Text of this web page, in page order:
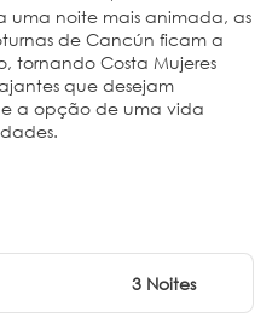
uma noite mais animada, as
de Cancún ficam a
tornando Costa Mujeres
que desejam
a opção de uma vida
3 Noites